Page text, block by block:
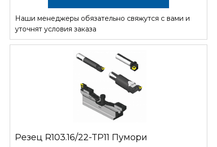
СТОИМОСТЬ
Наши менеджеры обязательно свяжутся с вами и
уточнят условия заказа
Резец R103.16/22-TP11 Пумори